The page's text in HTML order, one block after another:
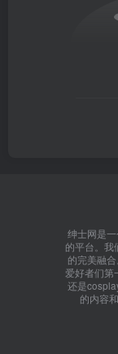
绅士网是
的平台。我
的完美融
爱好者们第
还是
的内容